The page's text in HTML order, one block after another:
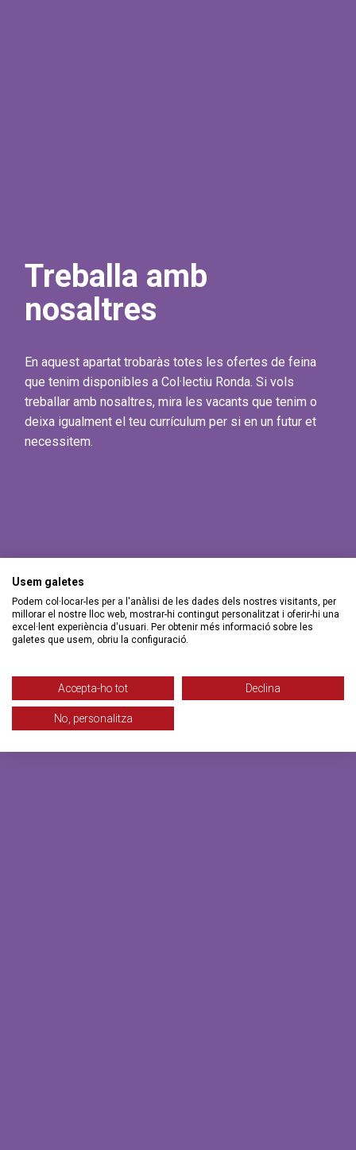
Treballa amb
nosaltres
En aquest apartat trobaràs totes les ofertes de feina
que tenim disponibles a Col·lectiu Ronda. Si vols
treballar amb nosaltres, mira les vacants que tenim o
deixa igualment el teu currículum per si en un futur et
necessitem.
Usem galetes
Podem col·locar-les per a l'anàlisi de les dades dels nostres visitants, per
millorar el nostre lloc web, mostrar-hi contingut personalitzat i oferir-hi una
excel·lent experiència d'usuari. Per obtenir més informació sobre les
galetes que usem, obriu la configuració.
Accepta-ho tot Declina
No, personalitza